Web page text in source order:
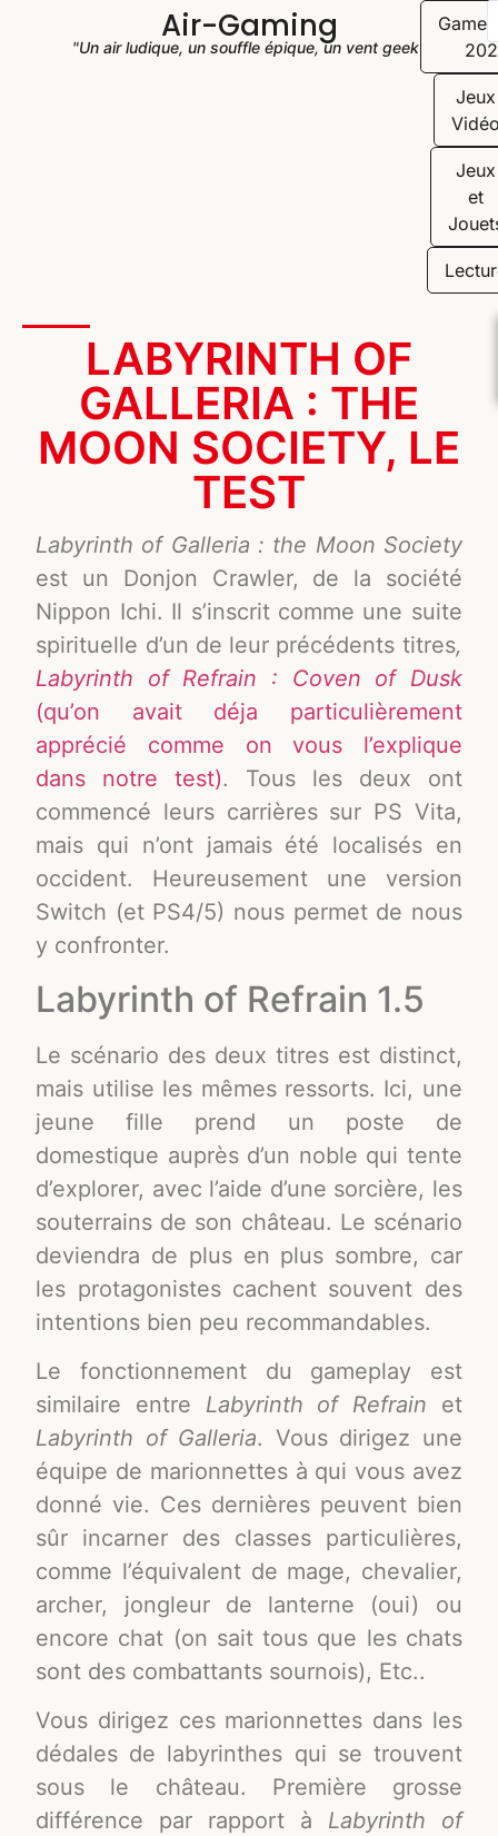
Air-Gaming
"Un air ludique, un souffle épique, un vent geek"
Jeux
Jeux
et
LABYRINTH OF
GALLERIA : THE
MOON SOCIETY, LE
TEST
Labyrinth of Galleria : the Moon Society
est un Donjon Crawler, de la société
Nippon Ichi. Il s’inscrit comme une suite
spirituelle d’un de leur précédents titres,
Labyrinth of Refrain : Coven of Dusk
(qu’on avait déja particulièrement
apprécié comme on vous l’explique
dans notre test).
Tous les deux ont
commencé leurs carrières sur PS Vita,
mais qui n’ont jamais été localisés en
occident. Heureusement une version
Switch (et PS4/5) nous permet de nous
y confronter.
Labyrinth of Refrain 1.5
Le scénario des deux titres est distinct,
mais utilise les mêmes ressorts. Ici, une
jeune fille prend un poste de
domestique auprès d’un noble qui tente
d’explorer, avec l’aide d’une sorcière, les
souterrains de son château. Le scénario
deviendra de plus en plus sombre, car
les protagonistes cachent souvent des
intentions bien peu recommandables.
Le fonctionnement du gameplay est
similaire entre Labyrinth of Refrain et
Labyrinth of Galleria. Vous dirigez une
équipe de marionnettes à qui vous avez
donné vie. Ces dernières peuvent bien
sûr incarner des classes particulières,
comme l’équivalent de mage, chevalier,
archer, jongleur de lanterne (oui) ou
encore chat (on sait tous que les chats
sont des combattants sournois), Etc..
Vous dirigez ces marionnettes dans les
dédales de labyrinthes qui se trouvent
sous le château. Première grosse
différence par rapport à Labyrinth of